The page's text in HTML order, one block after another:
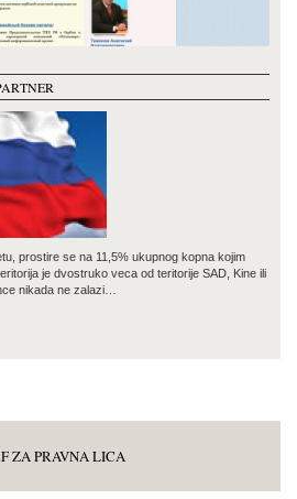
prostire se na 11,5% ukupnog kopna kojim
je dvostruko veca od teritorije SAD, Kine ili
nikada ne zalazi…
ZA PRAVNA LICA